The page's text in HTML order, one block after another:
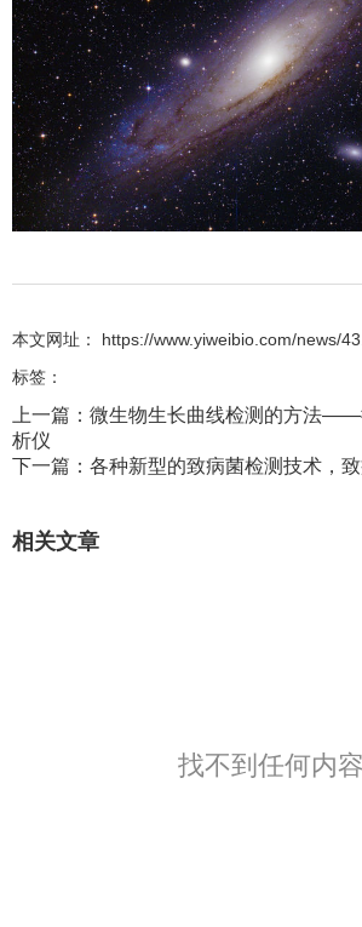
本文网址： https://www.yiweibio.com/news/
标签：
上一篇： 微生物生长曲线检测的方法——
析仪
下一篇： 各种新型的致病菌检测技术，致
相关文章
找不到任何内容